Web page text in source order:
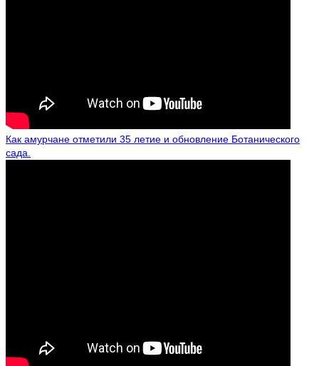
Как амурчане отметили 35 летие и обновление Ботанического
сада.